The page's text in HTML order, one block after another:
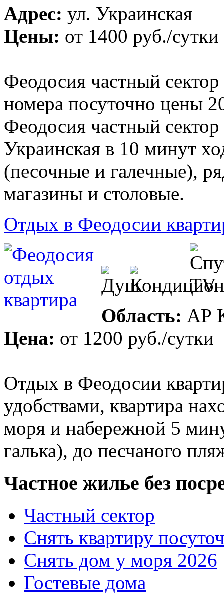
Адрес: ул. Украинская
Цены: от 1400 руб./сутки
Феодосия частный
номера посуточно цены
Феодосия частный
Украинская в 10 минут
(песочные и галечные),
магазины и столовые.
Отдых в Феодосии
Область: АР
Цена: от 1200 руб./сутки
Отдых в Феодосии
удобствами, квартира
моря и набережной 5
галька), до песчаного
Частное жилье без
Частный сектор
Снять квартиру
Снять дом у моря 2026
Гостевые дома